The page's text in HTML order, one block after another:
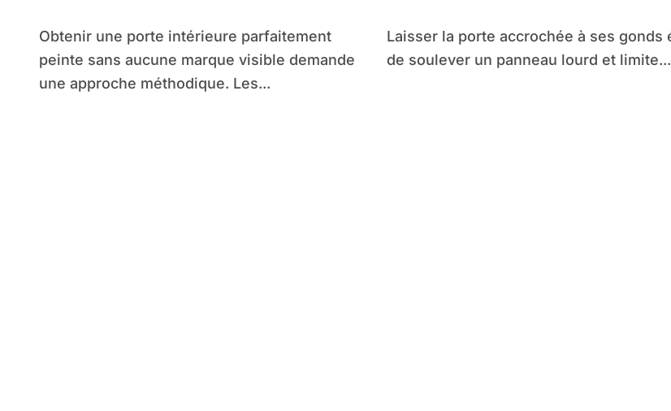
rendu lisse
Obtenir une porte intérieure parfaitement
peinte sans aucune marque visible demande
une approche méthodique. Les...
Laisser la porte accrochée à ses gonds évite
de soulever un panneau lourd et limite...